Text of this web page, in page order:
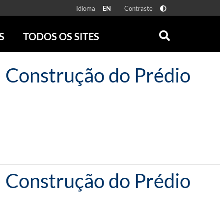
Idioma EN Contraste
FÍSICAS
TODOS OS SITES
ZUM
DISCOGRAFIA BRASILEIRA
VER TODOS
Construção do Prédio
Construção do Prédio